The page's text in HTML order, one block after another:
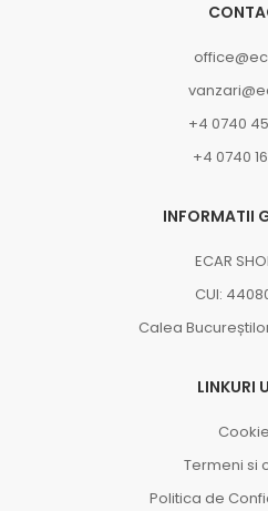
+4 0740
+4 0740
INFORMATII
ECAR
CUI:
Calea
LINKURI
Termeni si
Politica de